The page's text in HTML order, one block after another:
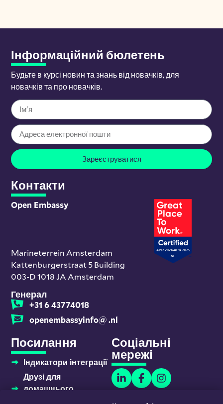
Інформаційний бюлетень
Будьте в курсі новин та знань від новачків, для
новачків та про новачків.
Зареєструватися
Контакти
Open Embassy
Marineterrein Amsterdam
Kattenburgerstraat 5 Building
003-D 1018 JA Amsterdam
Генерал
+31 6 43774018
openembassyinfo@ .nl
Посилання
Індикатори інтеграції
Друзі для
домашнього
Соціальні
мережі